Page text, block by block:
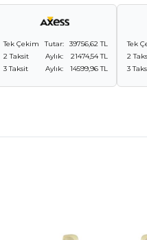
Tek Çekim Tutar:
39756,62 TL
2 Taksit
Aylık:
21474,54 TL
3 Taksit
Aylık: 14599,96 TL
Tek
2
3